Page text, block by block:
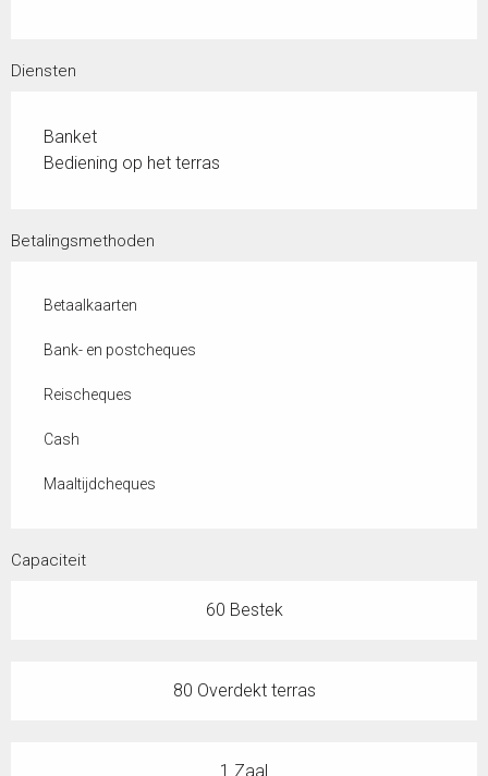
Diensten
Banket
Bediening op het terras
Betalingsmethoden
Betaalkaarten
Bank- en postcheques
Reischeques
Cash
Maaltijdcheques
Capaciteit
60 Bestek
80 Overdekt terras
1 Zaal